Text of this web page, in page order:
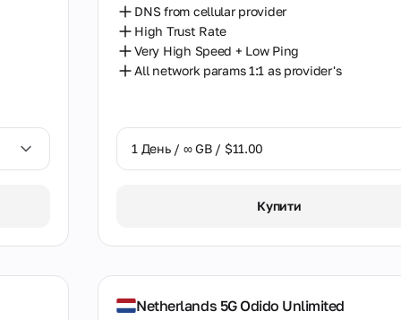
Іспанія
Італія
Грузія
Орегон
DNS from cellular provider
High Trust Rate
Very High Speed + Low Ping
All network params 1:1 as provider's
1 День / ∞ GB / $11.00
Купити
Netherlands 5G Odido Unlimited